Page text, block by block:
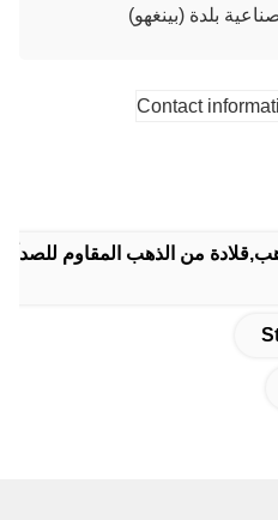
بلدة (بينغهو)
من الذهب المقاوم